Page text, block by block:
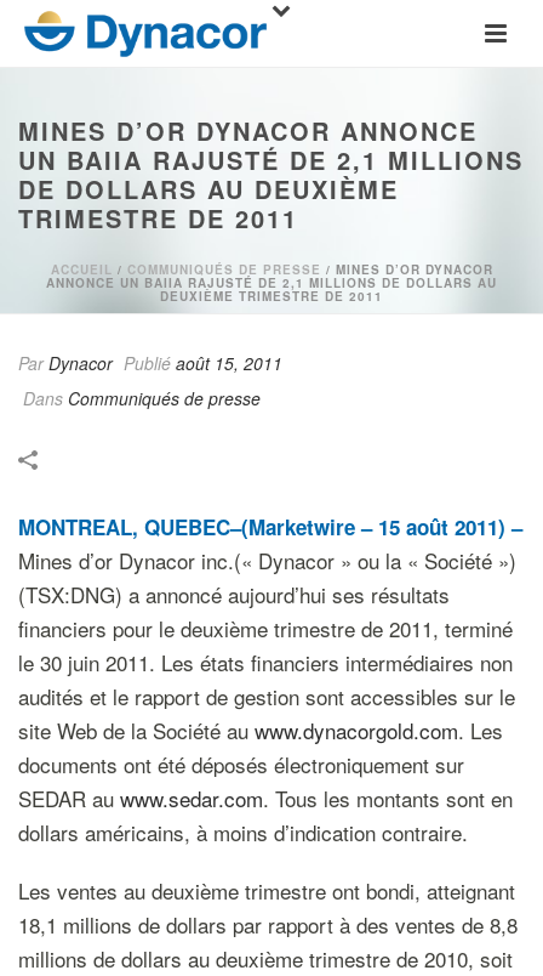
MINES D’OR DYNACOR ANNONCE
UN BAIIA RAJUSTÉ DE 2,1 MILLIONS
DE DOLLARS AU DEUXIÈME
TRIMESTRE DE 2011
ACCUEIL / COMMUNIQUÉS DE PRESSE / MINES D’OR DYNACOR
ANNONCE UN BAIIA RAJUSTÉ DE 2,1 MILLIONS DE DOLLARS AU
DEUXIÈME TRIMESTRE DE 2011
ParDynacor Publié août 15, 2011
Dans Communiqués de presse
MONTREAL, QUEBEC–(Marketwire – 15 août 2011) –
Mines d’or Dynacor inc.(« Dynacor » ou la « Société »)
(TSX:DNG) a annoncé aujourd’hui ses résultats
financiers pour le deuxième trimestre de 2011, terminé
le 30 juin 2011. Les états financiers intermédiaires non
audités et le rapport de gestion sont accessibles sur le
site Web de la Société au www.dynacorgold.com. Les
documents ont été déposés électroniquement sur
SEDAR au www.sedar.com. Tous les montants sont en
dollars américains, à moins d’indication contraire.
Les ventes au deuxième trimestre ont bondi, atteignant
18,1 millions de dollars par rapport à des ventes de 8,8
millions de dollars au deuxième trimestre de 2010, soit